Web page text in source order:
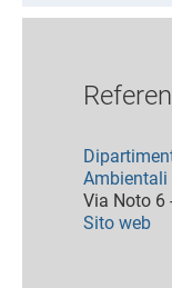
Ambientali
Via Noto 6
Sito web